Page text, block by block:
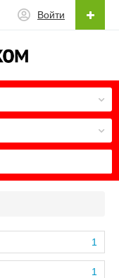
Войти
1
1